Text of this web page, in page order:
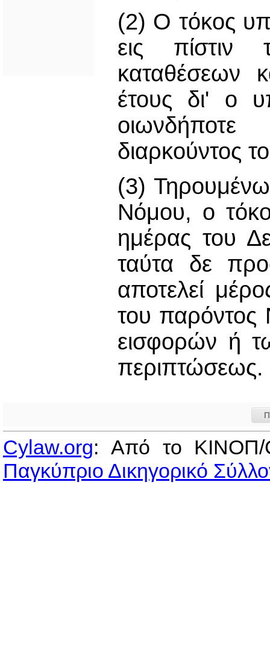
(2) O τόκος
εις πίστιν
καταθέσεων
έτους δι' ο
διαρκούντος
(3)
Νόμου, ο
ημέρας του
ταύτα δε
αποτελεί
του παρόντος
εισφορών ή
περιπτώσεως.
Cylaw.org: Από το
Παγκύπριο Δικηγορικό